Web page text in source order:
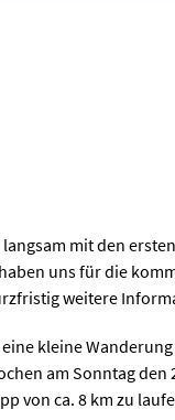
mit den
uns für die
weitere
kleine
am Sonntag
von ca. 8 km zu